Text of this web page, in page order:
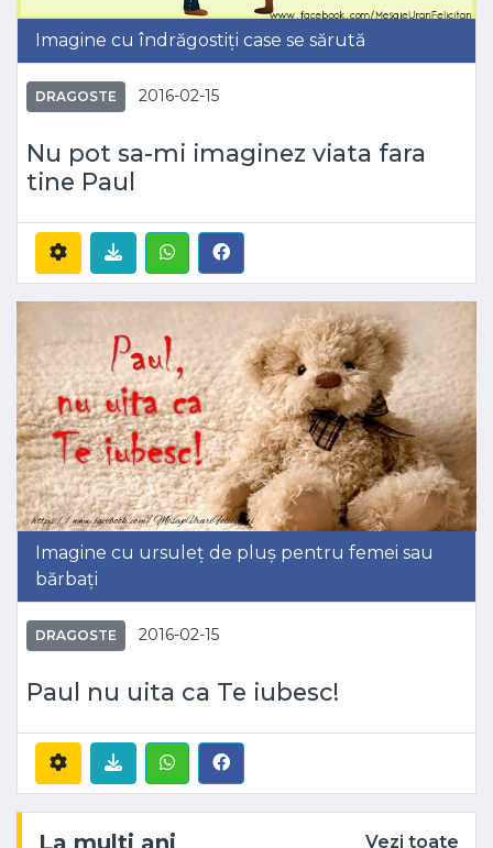
Imagine cu îndrăgostiți case se sărută
DRAGOSTE 2016-02-15
Nu pot sa-mi imaginez viata fara
tine Paul
Imagine cu ursuleț de pluș pentru femei sau
bărbați
DRAGOSTE 2016-02-15
Paul nu uita ca Te iubesc!
La multi ani Vezi toate